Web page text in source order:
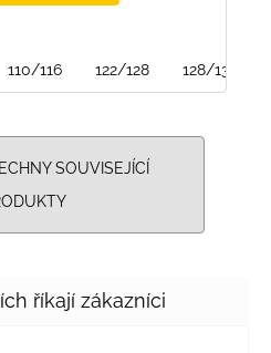
110/116 122/128 128/134
SOUVISEJÍCÍ